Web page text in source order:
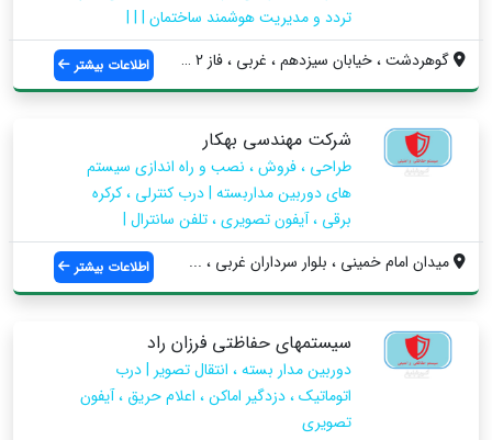
تردد و مدیریت هوشمند ساختمان | | |
گوهردشت ، خیابان سیزدهم ، غربی ، فاز 2 ،...
اطلاعات بیشتر
شرکت مهندسی بهکار
طراحی ، فروش ، نصب و راه اندازی سیستم
های دوربین مداربسته | درب کنترلی ، کرکره
برقی ، آیفون تصویری ، تلفن سانترال |
میدان امام خمینی ، بلوار سرداران غربی ، ...
اطلاعات بیشتر
سیستمهای حفاظتی فرزان راد
دوربین مدار بسته ، انتقال تصویر | درب
اتوماتیک ، دزدگیر اماکن ، اعلام حریق ، آیفون
تصویری